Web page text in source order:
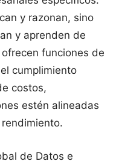
y razonan, sino
y aprenden de
funciones de
cumplimiento
costos,
estén alineadas
de Datos e